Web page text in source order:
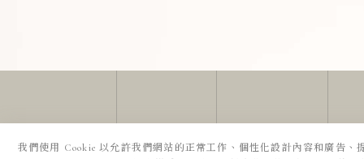
我們使用 Cookie 以允許我們網站的正常工作、個性化設計內容和廣告、